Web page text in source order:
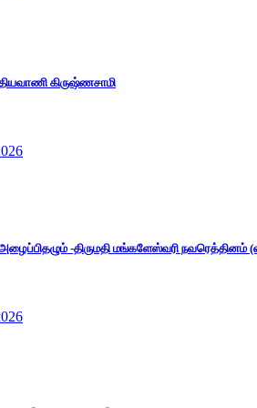
கிருஷ்ணசாமி
அழைப்பிதழும் -திருமதி மங்களேஸ்வரி